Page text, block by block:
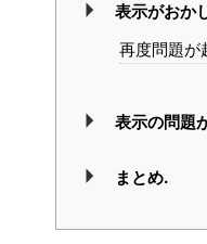
表示がおか
再度問題が
表示の問題
まとめ.